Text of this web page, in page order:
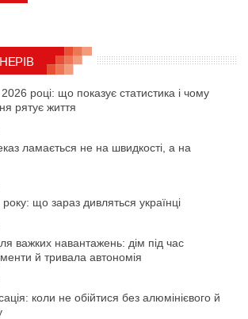
році: що показує статистика і чому
рятує життя
ламається не на швидкості, а на
що зараз дивляться українці
важких навантажень: дім під час
й тривала автономія
коли не обійтися без алюмінієвого й